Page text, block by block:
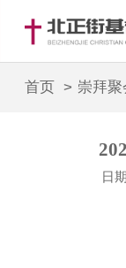
首页 > 崇拜聚
日